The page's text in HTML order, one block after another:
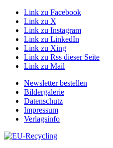
Link zu Facebook
Link zu X
Link zu Instagram
Link zu LinkedIn
Link zu Xing
Link zu Rss dieser Seite
Link zu Mail
Newsletter bestellen
Bildergalerie
Datenschutz
Impressum
Verlagsinfo